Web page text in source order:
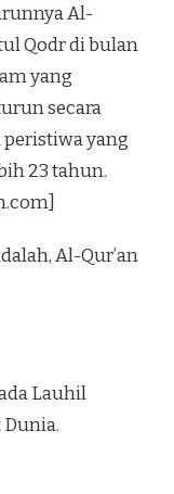
Al-
Qodr di bulan
yang
secara
peristiwa yang
23 tahun.
Al-Qur’an
Lauhil